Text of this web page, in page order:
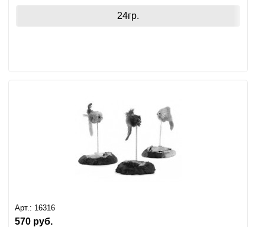
24гр.
Арт.: 16316
570 руб.